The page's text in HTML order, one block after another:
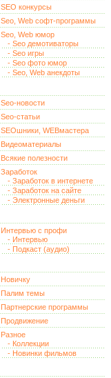
SEO конкурсы
Seo, Web софт-программы
Seo, Web юмор
- Seo демотиваторы
- Seo игры
- Seo фото юмор
- Seo, Web анекдоты
Seo-новости
Seo-статьи
SEOшники, WEBмастера
Видеоматериалы
Всякие полезности
Заработок
- Заработок в интернете
- Заработок на сайте
- Электронные деньги
Интервью с профи
- Интервью
- Подкаст (аудио)
Новичку
Палим темы
Партнерские программы
Продвижение
Разное
- Коллекции
- Новинки фильмов